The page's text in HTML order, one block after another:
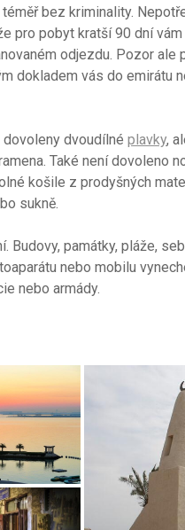
bez kriminality.
pro pobyt kratší 90 dní
odjezdu. Pozor
dokladem vás do emirátu
dvoudílné plavky,
Také není dovoleno
košile z prodyšných
sukně.
Budovy, památky, pláže,
nebo mobilu
nebo armády.